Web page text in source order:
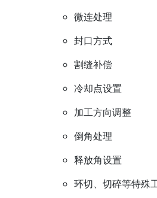
微连处理
封口方式
割缝补偿
冷却点设置
加工方向调整
倒角处理
释放角设置
环切、切碎等特殊